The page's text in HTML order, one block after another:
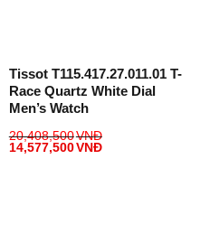
Tissot T115.417.27.011.01 T-
Race Quartz White Dial
Men’s Watch
20,408,500VNĐ
14,577,500VNĐ